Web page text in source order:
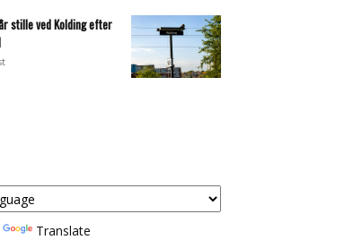
stille ved Kolding efter
Translate